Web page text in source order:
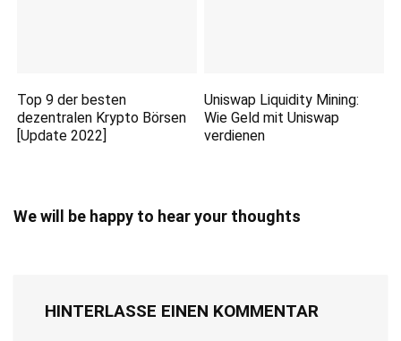
Top 9 der besten
dezentralen Krypto Börsen
[Update 2022]
Uniswap Liquidity Mining:
Wie Geld mit Uniswap
verdienen
We will be happy to hear your thoughts
HINTERLASSE EINEN KOMMENTAR